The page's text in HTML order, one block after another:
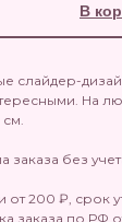
В
слайдер-
На
см.
заказа без
от 200 ₽, срок
заказа по РФ